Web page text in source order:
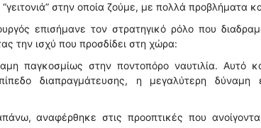
στην οποία ζούμε, με πολλά προβλήματα
επισήμανε τον στρατηγικό ρόλο που
την ισχύ που προσδίδει στη χώρα:
παγκοσμίως στην ποντοπόρο ναυτιλία. Αυτό
διαπραγμάτευσης, η μεγαλύτερη
αναφέρθηκε στις προοπτικές που